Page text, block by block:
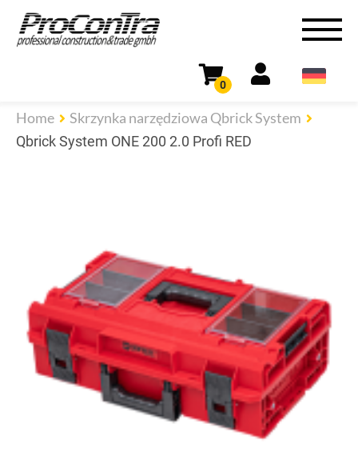
0
Home Skrzynka narzędziowa Qbrick System
Qbrick System ONE 200 2.0 Profi RED